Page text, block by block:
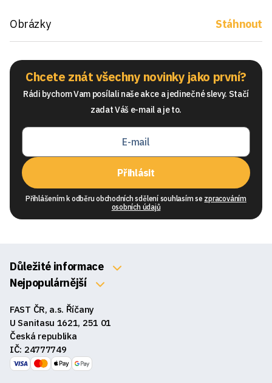
Obrázky Stáhnout
Chcete znát všechny novinky jako první?
Rádi bychom Vam posílali naše akce a jedinečné slevy. Stačí
zadat Váš e-mail a je to.
Přihlásit
Přihlášením k odběru obchodních sdělení souhlasím se zpracováním
osobních údajů
Důležité informace
O nás
Obchodní podmínky
Reklamace a vrácení zboží
GDPR
Nejpopulárnější
Sluchátka
Reproduktory
FAST ČR, a.s. Říčany
U Sanitasu 1621, 251 01
Česká republika
IČ: 24777749